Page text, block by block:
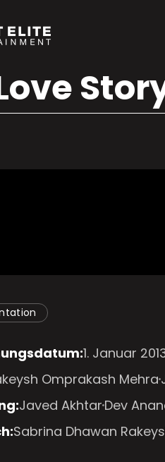
1. Januar
Omprakash Mehra
Javed AkhtarDev
Sabrina Dhawan